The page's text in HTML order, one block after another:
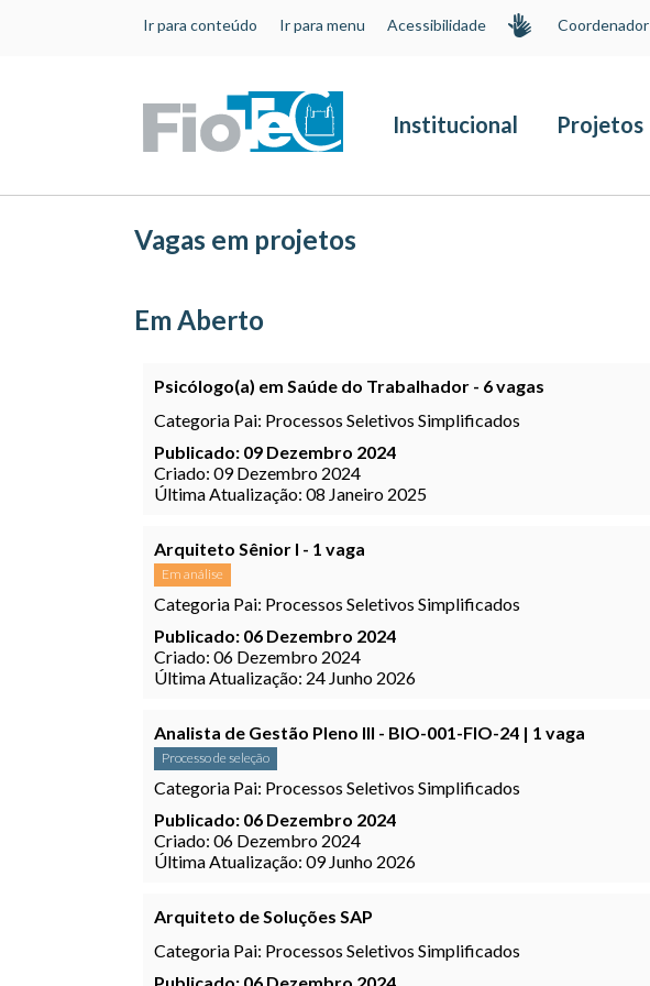
Ir para conteúdo Ir para menu Acessibilidade Coordenador
Institucional Projetos
Vagas em projetos
Em Aberto
Psicólogo(a) em Saúde do Trabalhador - 6 vagas
Categoria Pai: Processos Seletivos Simplificados
Publicado: 09 Dezembro 2024
Criado: 09 Dezembro 2024
Última Atualização: 08 Janeiro 2025
Arquiteto Sênior I - 1 vaga
Em análise
Categoria Pai: Processos Seletivos Simplificados
Publicado: 06 Dezembro 2024
Criado: 06 Dezembro 2024
Última Atualização: 24 Junho 2026
Analista de Gestão Pleno III - BIO-001-FIO-24 | 1 vaga
Processo de seleção
Categoria Pai: Processos Seletivos Simplificados
Publicado: 06 Dezembro 2024
Criado: 06 Dezembro 2024
Última Atualização: 09 Junho 2026
Arquiteto de Soluções SAP
Categoria Pai: Processos Seletivos Simplificados